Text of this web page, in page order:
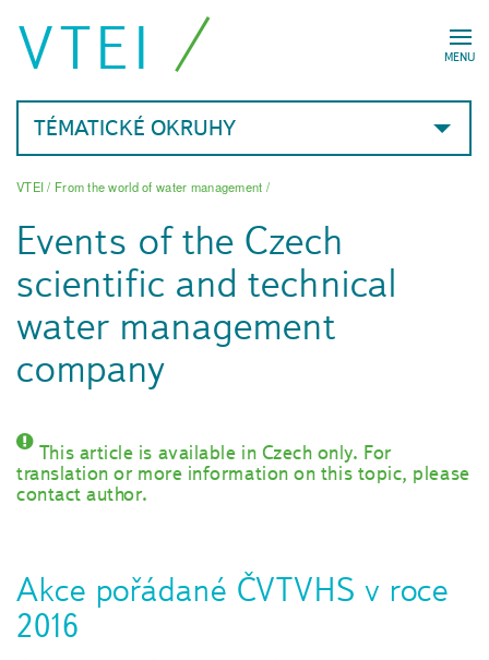
MENU
VTEI
TÉMATICKÉ OKRUHY
VTEI/ From the world of water management /
Events of the Czech
scientific and technical
water management
company
This article is available in Czech only. For
translation or more information on this topic, please
contact author.
Akce pořádané ČVTVHS v roce
2016